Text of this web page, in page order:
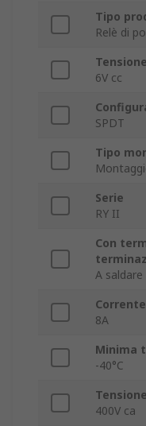
Tipo
Relè di
6V cc
SPDT
Tipo
Serie
RY II
Con
A saldare
8A
Minima
-40°C
400V ca